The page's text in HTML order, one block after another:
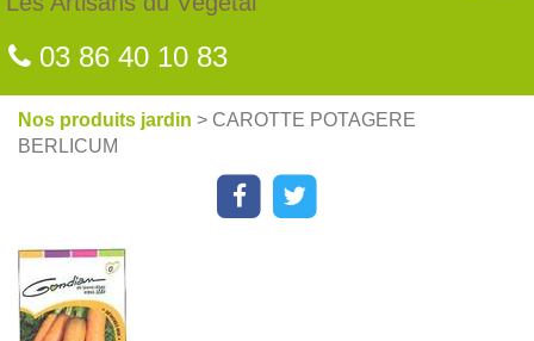
03 86 40 10 83
Nos produits jardin > CAROTTE POTAGERE
BERLICUM